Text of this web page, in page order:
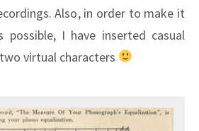
Also, in order to make it
I have inserted casual
virtual characters